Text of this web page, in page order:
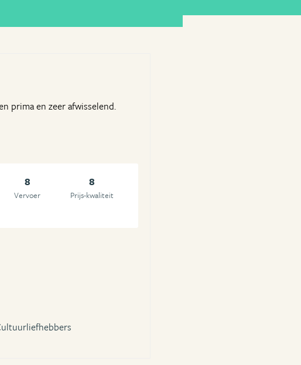
prima en zeer afwisselend.
8
Vervoer
8
Prijs-kwaliteit